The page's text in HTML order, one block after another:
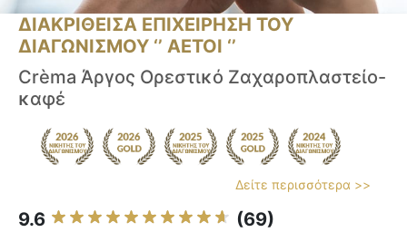
ΔΙΑΚΡΙΘΕΙΣΑ ΕΠΙΧΕΙΡΗΣΗ ΤΟΥ
ΔΙΑΓΩΝΙΣΜΟΥ ‘’ ΑΕΤΟΙ ‘’
Crèma Άργος Ορεστικό Ζαχαροπλαστείο-
καφέ
Δείτε περισσότερα >>
9.6 (69)